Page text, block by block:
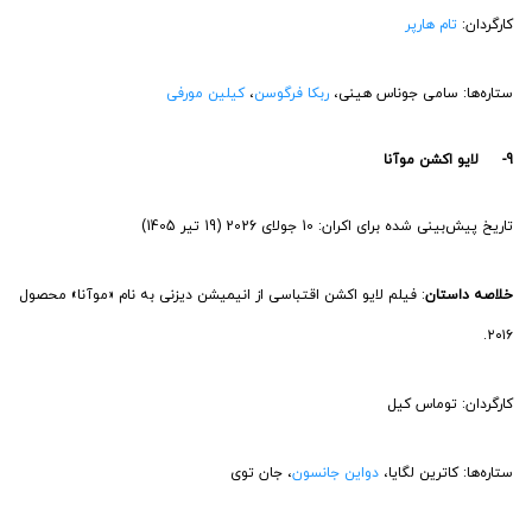
کارگردان: تام هارپر
ستاره‌ها: سامی جوناس هینی، ربکا فرگوسن،کیلین مورفی
9- لایو اکشن موآنا
تاریخ پیش‌بینی شده برای اکران: 10 جولای 2026 (19 تیر 1405)
خلاصه داستان: فیلم لایو اکشن اقتباسی از انیمیشن دیزنی به نام «موآنا» محصول
۲۰۱۶.
کارگردان: توماس کیل
ستاره‌ها: کاترین لگایا، دواین جانسون، جان توی